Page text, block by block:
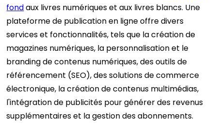
fondaux livres numériques et aux livres blancs. Une
plateforme de publication en ligne offre divers
services et fonctionnalités, tels que la création de
magazines numériques, la personnalisation et le
branding de contenus numériques, des outils de
référencement (SEO), des solutions de commerce
électronique, la création de contenus multimédias,
l'intégration de publicités pour générer des revenus
supplémentaires et la gestion des abonnements.